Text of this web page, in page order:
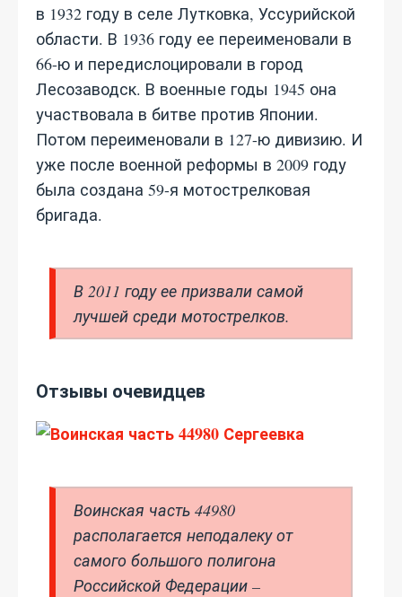
в 1932 году в селе Лутковка, Уссурийской
области. В 1936 году ее переименовали в
66-ю и передислоцировали в город
Лесозаводск. В военные годы 1945 она
участвовала в битве против Японии.
Потом переименовали в 127-ю дивизию. И
уже после военной реформы в 2009 году
была создана 59-я мотострелковая
бригада.
В 2011 году ее призвали самой
лучшей среди мотострелков.
Отзывы очевидцев
Воинская часть 44980
располагается неподалеку от
самого большого полигона
Российской Федерации –